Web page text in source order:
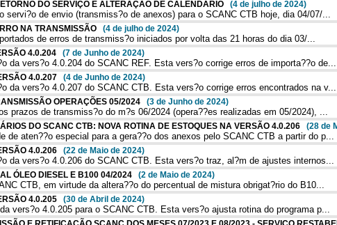
DO SERVIÇO E ALTERAÇÃO DE CALENDÁRIO (4 de julho de 2024)
servi?o de envio (transmiss?o de anexos) para o SCANC CTB hoje, dia 04/07/...
NA TRANSMISSÃO (4 de julho de 2024)
de erros de transmiss?o iniciados por volta das 21 horas do dia 03/...
4.0.204 (7 de Junho de 2024)
da vers?o 4.0.204 do SCANC REF. Esta vers?o corrige erros de importa??o de...
4.0.207 (4 de Junho de 2024)
da vers?o 4.0.207 do SCANC CTB. Esta vers?o corrige erros encontrados na v...
OPERAÇÕES 05/2024 (3 de Junho de 2024)
prazos de transmiss?o do m?s 06/2024 (opera??es realizadas em 05/2024), ...
DO SCANC CTB: NOVA ROTINA DE ESTOQUES NA VERSÃO 4.0.206 (28 de
de aten??o especial para a gera??o dos anexos pelo SCANC CTB a partir do p...
4.0.206 (22 de Maio de 2024)
da vers?o 4.0.206 do SCANC CTB. Esta vers?o traz, al?m de ajustes internos...
ÓLEO DIESEL E B100 04/2024 (2 de Maio de 2024)
CTB, em virtude da altera??o do percentual de mistura obrigat?rio do B10...
4.0.205 (30 de Abril de 2024)
vers?o 4.0.205 para o SCANC CTB. Esta vers?o ajusta rotina do programa p...